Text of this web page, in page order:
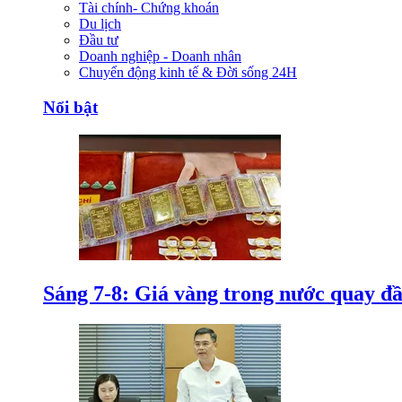
Tài chính- Chứng khoán
Du lịch
Đầu tư
Doanh nghiệp - Doanh nhân
Chuyển động kinh tế & Đời sống 24H
Nổi bật
Sáng 7-8: Giá vàng trong nước quay